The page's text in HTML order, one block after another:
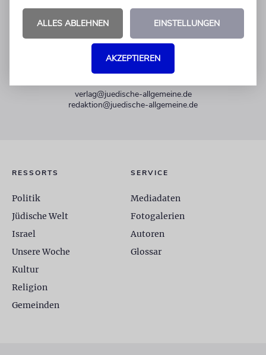
KUNDENSERVICE
Mo-Do 9-17 Uhr
Fr 9-14 Uhr
verlag@juedische-allgemeine.de
redaktion@juedische-allgemeine.de
RESSORTS
Politik
Jüdische Welt
Israel
Unsere Woche
Kultur
Religion
Gemeinden
SERVICE
Mediadaten
Fotogalerien
Autoren
Glossar
ALLES ABLEHNEN EINSTELLUNGEN
AKZEPTIEREN